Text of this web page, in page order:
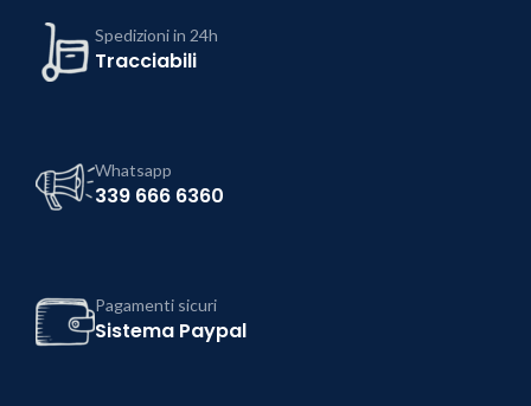
Spedizioni in 24h
Tracciabili
Whatsapp
339 666 6360
Pagamenti sicuri
Sistema Paypal